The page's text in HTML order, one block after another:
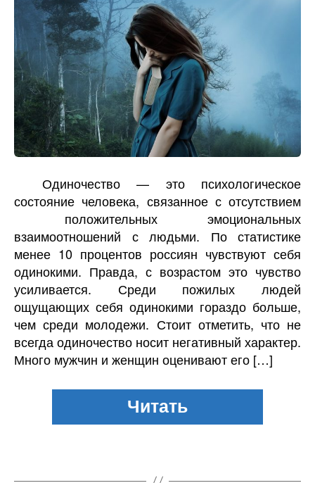
Одиночество — это психологическое
состояние человека, связанное с отсутствием
положительных эмоциональных
взаимоотношений с людьми. По статистике
менее 10 процентов россиян чувствуют себя
одинокими. Правда, с возрастом это чувство
усиливается. Среди пожилых людей
ощущающих себя одинокими гораздо больше,
чем среди молодежи. Стоит отметить, что не
всегда одиночество носит негативный характер.
Много мужчин и женщин оценивают его […]